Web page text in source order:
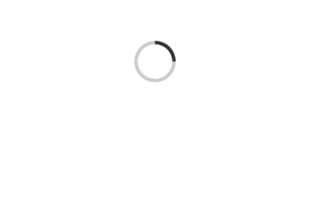
Loading...